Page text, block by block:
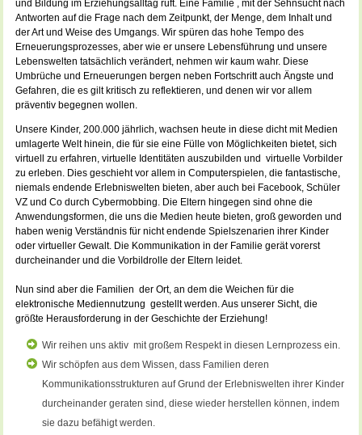
und Bildung im Erziehungsalltag ruft. Eine Familie , mit der Sehnsucht nach
Antworten auf die Frage nach dem Zeitpunkt, der Menge, dem Inhalt und
der Art und Weise des Umgangs. Wir spüren das hohe Tempo des
Erneuerungsprozesses, aber wie er unsere Lebensführung und unsere
Lebenswelten tatsächlich verändert, nehmen wir kaum wahr. Diese
Umbrüche und Erneuerungen bergen neben Fortschritt auch Ängste und
Gefahren, die es gilt kritisch zu reflektieren, und denen wir vor allem
präventiv begegnen wollen.
Unsere Kinder, 200.000 jährlich, wachsen heute in diese dicht mit Medien
umlagerte Welt hinein, die für sie eine Fülle von Möglichkeiten bietet, sich
virtuell zu erfahren, virtuelle Identitäten auszubilden und virtuelle Vorbilder
zu erleben. Dies geschieht vor allem in Computerspielen, die fantastische,
niemals endende Erlebniswelten bieten, aber auch bei Facebook, Schüler
VZ und Co durch Cybermobbing. Die Eltern hingegen sind ohne die
Anwendungsformen, die uns die Medien heute bieten, groß geworden und
haben wenig Verständnis für nicht endende Spielszenarien ihrer Kinder
oder virtueller Gewalt. Die Kommunikation in der Familie gerät vorerst
durcheinander und die Vorbildrolle der Eltern leidet.
Nun sind aber die Familien der Ort, an dem die Weichen für die
elektronische Mediennutzung gestellt werden. Aus unserer Sicht, die
größte Herausforderung in der Geschichte der Erziehung!
Wir reihen uns aktiv mit großem Respekt in diesen Lernprozess ein.
Wir schöpfen aus dem Wissen, dass Familien deren
Kommunikationsstrukturen auf Grund der Erlebniswelten ihrer Kinder
durcheinander geraten sind, diese wieder herstellen können, indem
sie dazu befähigt werden.